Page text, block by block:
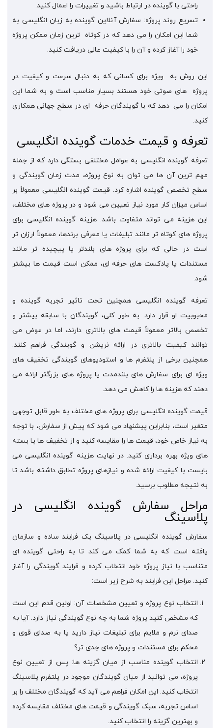
راحتی با گوینده در ارتباط باشید و تغییرات را اعمال کنید.
تسریع روند پروژه: سفارش آنلاین گوینده به زبان انگلیسی به
شما این امکان را می دهد که در کوتاه ترین زمان ممکن پروژه
خود را آغاز کرده و آن را با کیفیت عالی دریافت کنید.
این روش به ویژه برای کسانی که به دنبال سرعت و کیفیت در
پروژه های صوتی خود هستند بسیار مناسب است و به شما این
امکان را می دهد که با گویندگان حرفه ای در سطح جهانی همکاری
کنید.
تعرفه و قیمت خدمات گوینده انگلیسی
تعرفه گوینده انگلیسی به عوامل مختلفی بستگی دارد که از جمله
مهم ترین آن ها می توان به نوع پروژه، مدت زمان گویندگی و
سطح تخصص گوینده اشاره کرد. قیمت گوینده انگلیسی معمولاً بر
اساس میزان کار مورد نیاز تعیین می شود و در پروژه های مختلف،
این هزینه می تواند متفاوت باشد. هزینه گوینده انگلیسی برای
پروژه های کوتاه تر مانند تبلیغات یا معرفی برندها، معمولاً ارزان تر
است در حالی که برای پروژه های بلندتر یا پیچیده تر مانند
مستندات یا پادکست های حرفه ای، ممکن است قیمت ها بیشتر
شود.
تعرفه گوینده انگلیسی همچنین تحت تاثیر تجربه گوینده و
محبوبیت او قرار دارد. به طور کلی، گویندگان با سابقه بیشتر و
تخصص بالاتر معمولاً قیمت های بالاتری دارند، اما در عوض می
توانند کیفیت بالاتری در ارائه نریشن و گویندگی فراهم کنند.
همچنین برخی از پلتفرم ها و استودیوهای گویندگی تخفیف های
ویژه ای برای سفارش های بلندمدت یا پروژه های بزرگتر ارائه می
دهند که هزینه ها را کاهش می دهد.
قیمت گوینده انگلیسی برای پروژه های مختلف به طور قابل توجهی
متغیر است، بنابراین پیشنهاد می شود که پیش از سفارش، با توجه
به نیاز خاص خود، قیمت ها را مقایسه کنید و از تخفیف ها یا بسته
های ویژه بهره برداری کنید. در نهایت هزینه گوینده انگلیسی می
بایست با کیفیت ارائه شده و نیازهای پروژه تطابق داشته باشد تا
به نتیجه مطلوب برسید.
مراحل سفارش گوینده انگلیسی در
پلاسینگ
سفارش گوینده انگلیسی در پلاسینگ یک فرایند ساده و سازمان
یافته است که به شما کمک می کند تا به راحتی گوینده ای
متناسب با نیاز پروژه خود انتخاب کرده و فرایند گویندگی را آغاز
کنید. مراحل این فرایند به شرح زیر است:
انتخاب نوع پروژه و تعیین مشخصات آن: اولین قدم این است
که مشخص کنید پروژه شما به چه نوع گویندگی نیاز دارد. آیا به
صدای نرم و ملایم برای تبلیغات نیاز دارید یا به صدای قوی و
محکم برای مستندات و پروژه های جدی تر؟
انتخاب گوینده مناسب از میان گزینه ها: پس از تعیین نوع
پروژه، می توانید از میان گویندگان موجود در پلتفرم پلاسینگ
انتخاب کنید. این امکان فراهم می آید که گویندگان مختلف را بر
اساس تجربه، سبک گویندگی و قیمت های مختلف مقایسه کرده
و بهترین گزینه را انتخاب کنید.